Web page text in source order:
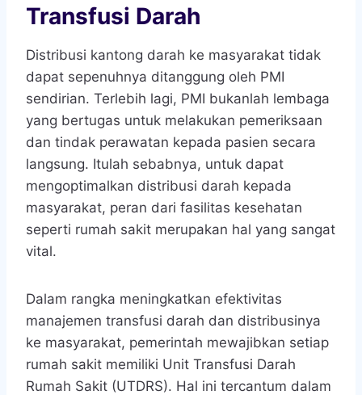
Transfusi Darah
Distribusi kantong darah ke masyarakat tidak
dapat sepenuhnya ditanggung oleh PMI
sendirian. Terlebih lagi, PMI bukanlah lembaga
yang bertugas untuk melakukan pemeriksaan
dan tindak perawatan kepada pasien secara
langsung. Itulah sebabnya, untuk dapat
mengoptimalkan distribusi darah kepada
masyarakat, peran dari fasilitas kesehatan
seperti rumah sakit merupakan hal yang sangat
vital.
Dalam rangka meningkatkan efektivitas
manajemen transfusi darah dan distribusinya
ke masyarakat, pemerintah mewajibkan setiap
rumah sakit memiliki Unit Transfusi Darah
Rumah Sakit (UTDRS). Hal ini tercantum dalam